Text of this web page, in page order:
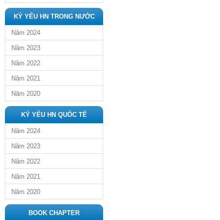
KỶ YẾU HN TRONG NƯỚC
Năm 2024
Năm 2023
Năm 2022
Năm 2021
Năm 2020
KỶ YẾU HN QUỐC TẾ
Năm 2024
Năm 2023
Năm 2022
Năm 2021
Năm 2020
BOOK CHAPTER